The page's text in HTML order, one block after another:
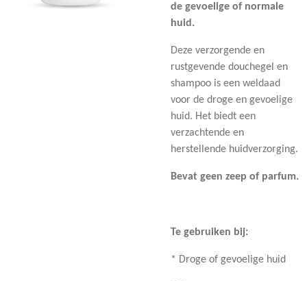
de gevoelige of normale
huid.
Deze verzorgende en
rustgevende douchegel en
shampoo is een weldaad
voor de droge en gevoelige
huid. Het biedt een
verzachtende en
herstellende huidverzorging.
Bevat geen zeep of parfum.
Te gebruiken bij:
* Droge of gevoelige huid